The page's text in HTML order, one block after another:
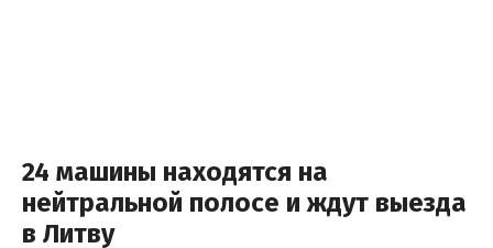
24 машины находятся на
нейтральной полосе и ждут выезда
в Литву